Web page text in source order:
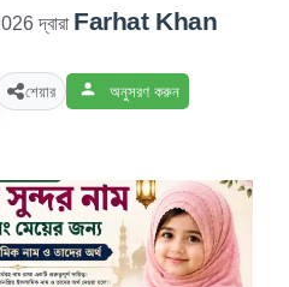
দ্বারা Farhat Khan
শেয়ার অনুসরণ করুন